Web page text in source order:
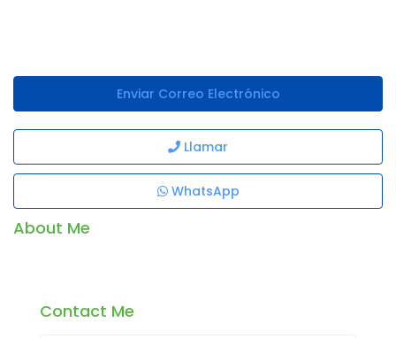
Enviar Correo Electrónico
Llamar
WhatsApp
About Me
Contact Me